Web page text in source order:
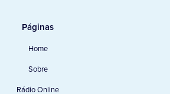
Páginas
Home
Sobre
Rádio Online